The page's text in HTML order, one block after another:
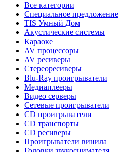
Все категории
Специальное предложение
TIS Умный Дом
Акустические системы
Караоке
AV процессоры
AV ресиверы
Стереоресиверы
Blu-Ray проигрыватели
Медиаплееры
Видео серверы
Сетевые проигрыватели
CD проигрыватели
CD транспорты
CD ресиверы
Проигрыватели винила